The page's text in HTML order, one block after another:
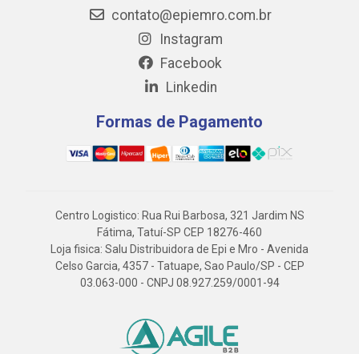
contato@epiemro.com.br
Instagram
Facebook
Linkedin
Formas de Pagamento
Centro Logistico: Rua Rui Barbosa, 321 Jardim NS
Fátima, Tatuí-SP CEP 18276-460
Loja fisica: Salu Distribuidora de Epi e Mro - Avenida
Celso Garcia, 4357 - Tatuape, Sao Paulo/SP - CEP
03.063-000 - CNPJ 08.927.259/0001-94